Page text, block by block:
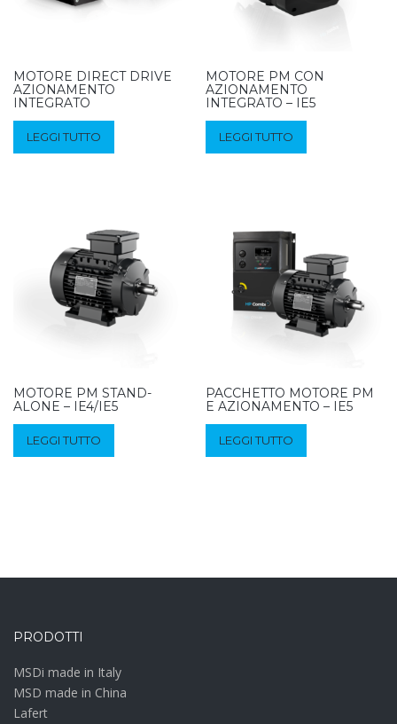
MOTORE DIRECT DRIVE
AZIONAMENTO
INTEGRATO
LEGGI TUTTO
MOTORE PM CON
AZIONAMENTO
INTEGRATO – IE5
LEGGI TUTTO
MOTORE PM STAND-
ALONE – IE4/IE5
LEGGI TUTTO
PACCHETTO MOTORE PM
E AZIONAMENTO – IE5
LEGGI TUTTO
PRODOTTI
MSDi made in Italy
MSD made in China
Lafert